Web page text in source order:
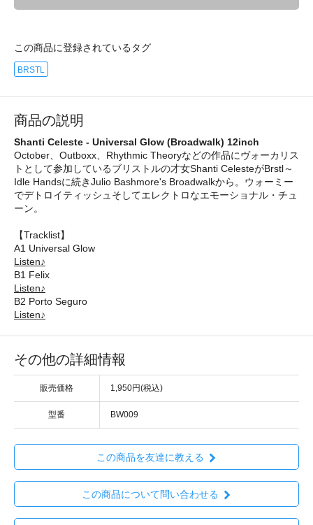
この商品に登録されているタグ
BRSTL
商品の説明
Shanti Celeste - Universal Glow (Broadwalk) 12inch
October、Outboxx、Rhythmic Theoryなどの作品にヴォーカリス
トとして参加しているブリストルの才女Shanti CelesteがBrstl～
Idle Handsに続きJulio Bashmore's Broadwalkから。ウォーミー
でデトロイティッシュそしてエレクトロなエモーショナル・チュ
ーン。
【Tracklist】
A1 Universal Glow
Listen♪
B1 Felix
Listen♪
B2 Porto Seguro
Listen♪
その他の詳細情報
販売価格 1,950円(税込)
型番 BW009
この商品を友達に教える
この商品について問い合わせる